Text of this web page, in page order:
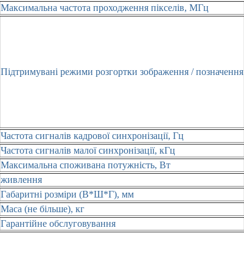
Максимальна частота проходження пікселів, МГц
Підтримувані режими розгортки зображення / позначення
Частота сигналів кадрової синхронізації, Гц
Частота сигналів малої синхронізації, кГц
Максимальна споживана потужність, Вт
живлення
Габаритні розміри (В*Ш*Г), мм
Маса (не більше), кг
Гарантійне обслуговування